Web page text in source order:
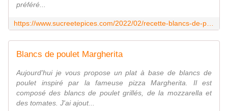
préféré...
Blancs de poulet Margherita
Aujourd'hui je vous propose un plat à base de blancs de
poulet inspiré par la fameuse pizza Margherita. Il est
composé des blancs de poulet grillés, de la mozzarella et
des tomates. J'ai ajout...